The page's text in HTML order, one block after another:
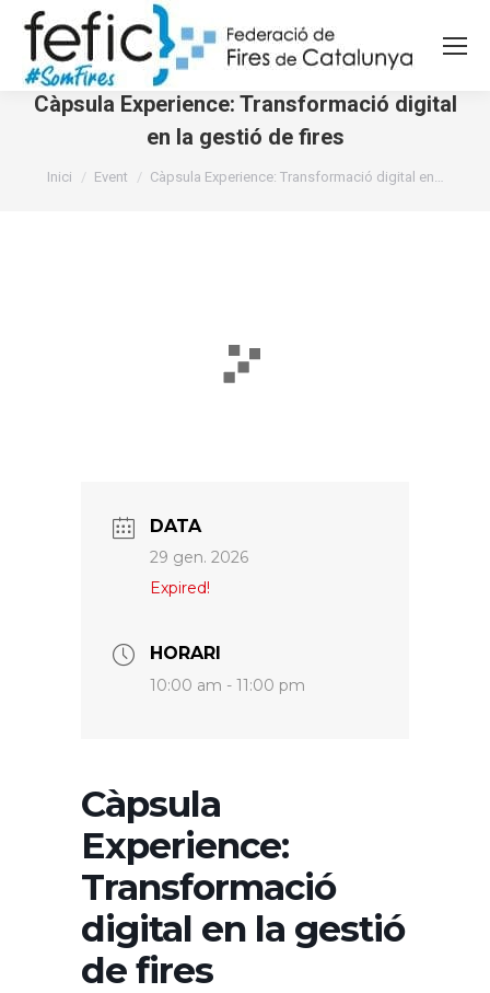
Càpsula Experience: Transformació digital
en la gestió de fires
You are here:
Inici Event Càpsula Experience: Transformació digital en…
DATA
29 gen. 2026
Expired!
HORARI
10:00 am - 11:00 pm
Càpsula
Experience:
Transformació
digital en la gestió
de fires